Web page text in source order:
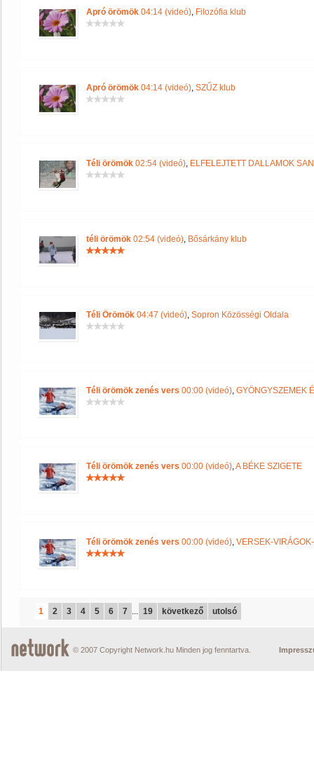
Apró örömök 04:14 (videó), Filozófia klub
Apró örömök 04:14 (videó), SZŰZ klub
Téli örömök 02:54 (videó), ELFELEJTETT DALLAMOK
téli örömök 02:54 (videó), Bősárkány klub
Téli Örömök 04:47 (videó), Sopron Közösségi Oldala
Téli örömök zenés vers 00:00 (videó), GYÖNGYSZEMEK
Téli örömök zenés vers 00:00 (videó),A BÉKE SZIGETE
Téli örömök zenés vers 00:00 (videó), VERSEK-
1 2 3 4 5 6 7 ... 19 következő utolsó
© 2007 Copyright Network.hu Minden jog fenntartva.